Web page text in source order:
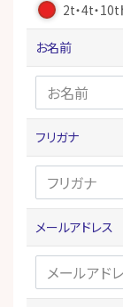
2t・4t・10t
お名前
フリガナ
メールアドレス